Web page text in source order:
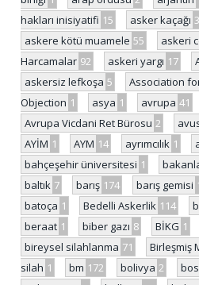
hakları inisiyatifi 15 asker kaçağı
askere kötü muamele 55 askeri
Harcamalar 92 askeri yargı 17
askersiz lefkoşa 5
Association
Objection 1 asya 1 avrupa 41
Avrupa Vicdani Ret Bürosu 2
AYİM 1 AYM 14 ayrımcılık 1
bahçeşehir üniversitesi 1
baltık 7 barış 174 barış gemisi
batoça 1 Bedelli Askerlik 114
beraat 1 biber gazı 8 BİKG 1
bireysel silahlanma 71 Birleşmiş
silah 1 bm 172 bolivya 2